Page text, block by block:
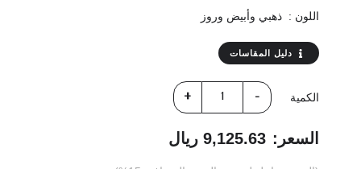
اللون : ذهبي وأبيض وروز
دليل المقاسات
الكمية
السعر: 9,125.63 ريال